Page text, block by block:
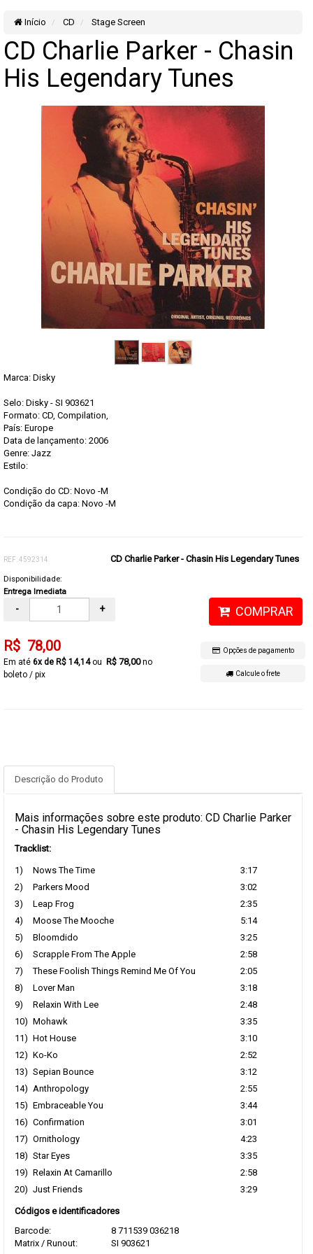
Início CD Stage Screen
CD Charlie Parker - Chasin
His Legendary Tunes
Marca: Disky
Selo: Disky - SI 903621
Formato: CD, Compilation,
País: Europe
Data de lançamento: 2006
Genre: Jazz
Estilo:
Condição do CD: Novo -M
Condição da capa: Novo -M
REF: 4592314 CD Charlie Parker - Chasin His Legendary Tunes
Disponibilidade:
Entrega Imediata
- + COMPRAR
R$ 78,00
6x de R$ 14,14 R$ 78,00no
boleto / pix
Opções de pagamento
Calcule o frete
Descrição do Produto
Mais informações sobre este produto: CD Charlie Parker
- Chasin His Legendary Tunes
Tracklist:
1) Nows The Time
3:17
2)
Parkers Mood
3:02
3)
Leap Frog
2:35
4)
Moose The Mooche
5:14
5)
Bloomdido
3:25
6)
Scrapple From The Apple
2:58
7)
These Foolish Things Remind Me Of You
2:05
8)
Lover Man
3:18
9)
Relaxin With Lee
2:48
10) Mohawk
3:35
11) Hot House
3:10
12) Ko-Ko
2:52
13) Sepian Bounce
3:12
14) Anthropology
2:55
15) Embraceable You
3:44
16) Confirmation
3:01
17) Ornithology
4:23
18) Star Eyes
3:35
19) Relaxin At Camarillo
2:58
20) Just Friends 3:29
Códigos e identificadores
Barcode:
8 711539 036218
Matrix / Runout:
SI 903621